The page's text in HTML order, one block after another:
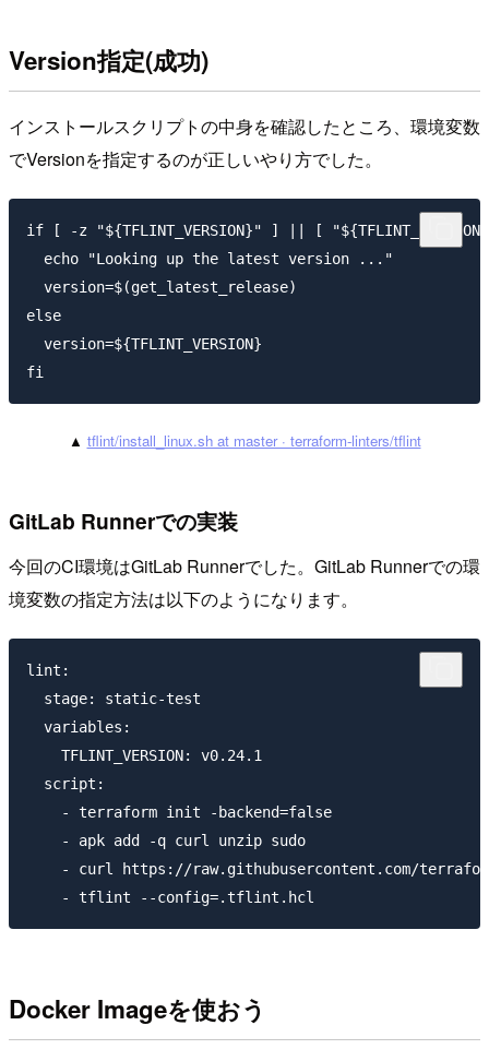
Version指定(成功)
インストールスクリプトの中身を確認したところ、環境変数
でVersionを指定するのが正しいやり方でした。
if [ -z "${TFLINT_VERSION}" ] || [
  echo "Looking up the latest version ..."
  version=$(get_latest_release)
else
  version=${TFLINT_VERSION}
▲ tflint/install_linux.sh at master · terraform-linters/tflint
GitLab Runnerでの実装
今回のCI環境はGitLab Runnerでした。GitLab Runnerでの環
境変数の指定方法は以下のようになります。
lint:
  stage: static-test
  variables:
    TFLINT_VERSION: v0.24.1
  script:
    - terraform init -backend=false
    - apk add -q curl unzip sudo
- curl https://raw.githubusercontent.com/
Docker Imageを使おう